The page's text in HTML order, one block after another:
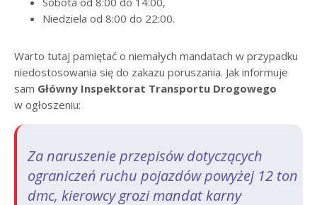
Niedziela od 8:00 do 22:00.
Warto tutaj pamiętać o niemałych mandatach w przypadku
niedostosowania się do zakazu poruszania. Jak informuje
sam Główny Inspektorat Transportu Drogowego
w ogłoszeniu:
Za naruszenie przepisów dotyczących
ograniczeń ruchu pojazdów powyżej 12 ton
dmc, kierowcygrozi mandat karny